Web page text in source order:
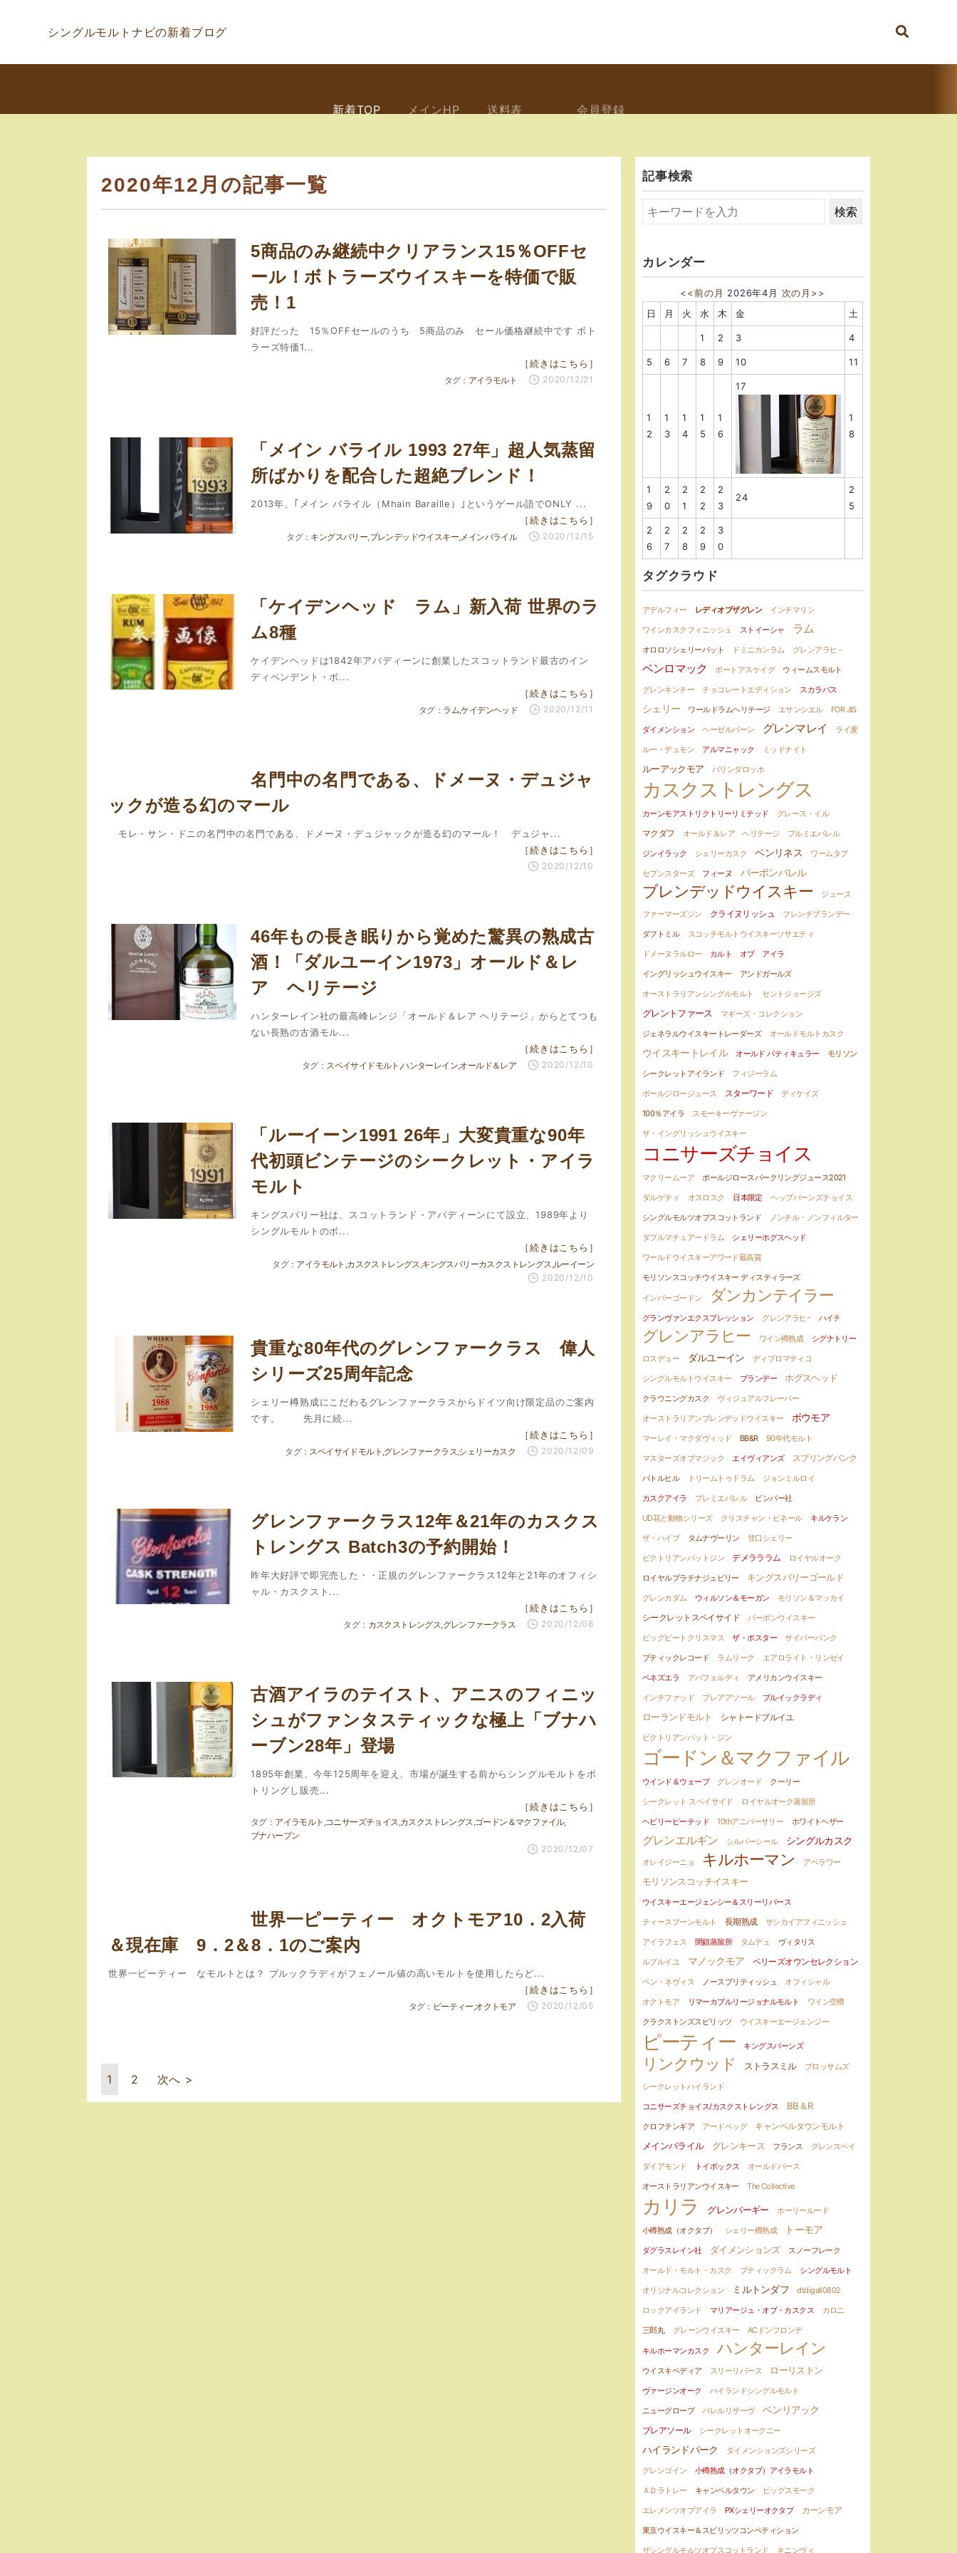
シングルモルトナビの新着ブログ
新着TOP メインHP 送料表 会員登録
2020年12月の記事一覧
5商品のみ継続中クリアランス15％OFFセ
ール！ボトラーズウイスキーを特価で販
売！1
好評だった 15％OFFセールのうち 5商品のみ セール価格継続中です ボト
ラーズ特価1...
［続きはこちら］
アイラモルト 2020/12/21
「メイン バライル 1993 27年」超人気蒸留
所ばかりを配合した超絶ブレンド！
2013年、｢メイン バライル（Mhain Baraille）｣というゲール語でONLY ...
［続きはこちら］
キングスバリーブレンデッドウイスキーメインバライル 2020/12/15
「ケイデンヘッド ラム」新入荷 世界のラ
ム8種
ケイデンヘッドは1842年アバディーンに創業したスコットランド最古のイン
ディペンデント・ボ...
［続きはこちら］
ラムケイデンヘッド 2020/12/11
名門中の名門である、ドメーヌ・デュジャ
ックが造る幻のマール
モレ・サン・ドニの名門中の名門である、ドメーヌ・デュジャックが造る幻のマール！ デュジャ...
［続きはこちら］
2020/12/10
46年もの長き眠りから覚めた驚異の熟成古
酒！「ダルユーイン1973」オールド＆レ
ア ヘリテージ
ハンターレイン社の最高峰レンジ「オールド＆レア ヘリテージ」からとてつも
ない長熟の古酒モル...
［続きはこちら］
スペイサイドモルト ハンターレインオールド＆レア 2020/12/10
「ルーイーン1991 26年」大変貴重な90年
代初頭ビンテージのシークレット・アイラ
モルト
キングスバリー社は、スコットランド・アバディーンにて設立、1989年より
シングルモルトのボ...
［続きはこちら］
アイラモルト カスクストレングス キングスバリーカスクストレングス ルーイーン
2020/12/10
貴重な80年代のグレンファークラス 偉人
シリーズ25周年記念
シェリー樽熟成にこだわるグレンファークラスからドイツ向け限定品のご案内
です。 先月に続...
［続きはこちら］
スペイサイドモルト グレンファークラスシェリーカスク 2020/12/09
グレンファークラス12年＆21年のカスクス
トレングス Batch3の予約開始！
昨年大好評で即完売した・・正規のグレンファークラス12年と21年のオフィシ
ャル・カスクスト...
［続きはこちら］
カスクストレングスグレンファークラス 2020/12/08
古酒アイラのテイスト、アニスのフィニッ
シュがファンタスティックな極上「ブナハ
ーブン28年」登場
1895年創業、今年125周年を迎え、市場が誕生する前からシングルモルトをボ
トリングし販売...
［続きはこちら］
アイラモルト コニサーズチョイス カスクストレングス ゴードン＆マクファイル
ブナハーブン
2020/12/07
世界一ピーティー オクトモア10．2入荷
＆現在庫 9．2＆8．1のご案内
世界一ピーティー なモルトとは？ ブルックラディがフェノール値の高いモルトを使用したらど...
［続きはこちら］
ピーティー オクトモア 2020/12/05
1 2 次へ >
記事検索
カレンダー
<<前の月 2026年4月 次の月>>
日
月 火 水 木 金 土
1 2 3 4
5 6 7 8 9 10 11
1
2
1
3
1
4
1
5
1
6
17
1
8
1
9
2
0
2
1
2
2
2
3
24
2
5
2
6
2
7
2
8
2
9
3
0
タグクラウド
アデルフィー レディオブザグレン
インチマリン
ワインカスクフィニッシュ
ストイーシャ ラム
オロロソシェリーバット ドミニカンラム グレンアラヒ－
ベンロマック ポートアスケイグ
ウィームスモルト
グレンキンチー
チョコレートエディション スカラバス
シェリー ワールドラムヘリテージ エサンシエル
FOR JIS
ダイメンション
ヘーゼルバーン グレンマレイ
ライ麦
ルー・デュモン
アルマニャック ミッドナイト
ルーアックモア バリンダロッホ
カスクストレングス
カーンモアストリクトリーリミテッド グレース・イル
マクダフ オールド＆レア ヘリテージ
プルミエバレル
ジンイラック
シェリーカスク ベンリネス
ワームタブ
セブンスターズ
フィーヌ バーボンバレル
ブレンデッドウイスキー
ジュース
ファーマーズジン
クライヌリッシュ
フレンチブランデー
ダフトミル
スコッチモルトウイスキーソサエティ
ドメーヌラルロー
カルト オブ アイラ
イングリッシュウイスキー
アンドガールズ
オーストラリアンシングルモルト
セントジョージズ
グレントファース
マギーズ・コレクション
ジェネラルウイスキートレーダーズ
オールドモルトカスク
ウイスキートレイル オールド パティキュラー
モリソン
シークレットアイランド
フィジーラム
ポールジロージュース
スターワード
ディケイズ
100％アイラ
スモーキーヴァージン
ザ・イングリッシュウイスキー
コニサーズチョイス
マクリームーア
ポールジロースパークリングジュース2021
ダルゲティ
オスロスク 日本限定
ヘップバーンズチョイス
シングルモルツオブスコットランド
ノンチル・ノンフィルター
ダブルマチュアードラム
シェリーホグスヘッド
ワールドウイスキーアワード最高賞
モリソンスコッチウイスキー ディスティラーズ
インバーゴードン ダンカンテイラー
グランヴァンエクスプレッション グレンアラヒｰ ハイチ
グレンアラヒー ワイン樽熟成
シグナトリー
ロスデュー
ダルユーイン
ディプロマティコ
シングルモルトウイスキー
ブランデー ホグスヘッド
クラウニングカスク
ヴィジュアルフレーバー
オーストラリアンブレンデッドウイスキー
ボウモア
マーレイ・マクダヴィッド BB&R
90年代モルト
マスターズオブマジック
エイヴィアンズ スプリングバンク
バトルヒル トリームトゥドラム
ジョンミルロイ
カスクアイラ
プレミエバレル
ビンバー社
UD花と動物シリーズ
クリスチャン・ビネール
キルケラン
ザ・ハイブ
タムナヴーリン
甘口シェリー
ビクトリアンバットジン
デメラララム
ロイヤルオーク
ロイヤルプラチナジュビリー
キングスバリーゴールド
グレンカダム ウィルソン＆モーガン
モリソン＆マッカイ
シークレットスペイサイド
バーボンウイスキー
ビッグピートクリスマス
ザ・ポスター
サイバーパンク
ブティックレコード
ラムリーク
エアロライト・リンゼイ
ベネズエラ
アバフェルディ
アメリカンウイスキー
インチファッド
ブレアアソール ブルイックラディ
ローランドモルト
シャトードブルイユ
ビクトリアンバット・ジン
ゴードン＆マクファイル
ウインド＆ウェーブ グレンオード
クーリー
シークレット スペイサイド
ロイヤルオーク蒸留所
ヘビリーピーテッド
10thアニバーサリー ホワイトヘザー
グレンエルギン シルバーシール シングルカスク
オレイジーニョ キルホーマン アベラワー
モリソンスコッチイスキー
ウイスキーエージェンシー＆スリーリバース
ティースプーンモルト
長期熟成
サシカイアフィニッシュ
アイラフェス
閉鎖蒸留所 タムデュ
ヴィタリス
ルブルイユ
マノックモア
ベリーズオウンセレクション
ベン・ネヴィス
ノースブリティッシュ
オフィシャル
オクトモア
リマーカブルリージョナルモルト
ワイン空樽
クラクストンズスピリッツ
ウイスキーエージェンジー
ピーティー キングスバーンズ
リンクウッド ストラスミル
ブロッサムズ
シークレットハイランド
コニサーズチョイス/カスクストレングス
BB＆R
クロフテンギア アードベッグ キャンベルタウンモルト
メインバライル グレンキース フランス
グレンスペイ
ダイアモンド
トイボックス
オールドパース
オーストラリアンウイスキー
The Collective
カリラ グレンバーギー
ホーリールード
小樽熟成（オクタブ）
シェリー樽熟成 トーモア
ダグラスレイン社 ダイメンションズ
スノーフレーク
オールド・モルト・カスク
ブティックラム
シングルモルト
オリジナルコレクション
ミルトンダフ
dtdigall0802
ロックアイランド
マリアージュ・オブ・カスクス
カロニ
三郎丸
グレーンウイスキー ACドンフロンテ
キルホーマンカスク ハンターレイン
ウイスキペディア スリーリバース ローリストン
ヴァージンオーク
ハイランドシングルモルト
ニューグローブ
バレルリザーヴ ベンリアック
ブレアソール シークレットオークニー
ハイランドパーク
ダイメンションズシリーズ
グレンゴイン
小樽熟成（オクタブ）アイラモルト
ＡＤラトレー
キャンベルタウン
ビッグスモーク
エレメンツオブアイラ
PXシェリーオクタブ
カーンモア
東京ウイスキー＆スピリッツコンペティション
ザシングルモルツオブスコットランド
キニンヴィ